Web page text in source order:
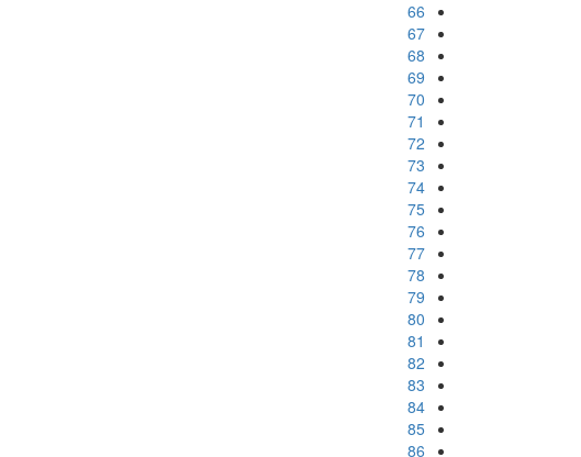
66
67
68
69
70
71
72
73
74
75
76
77
78
79
80
81
82
83
84
85
86